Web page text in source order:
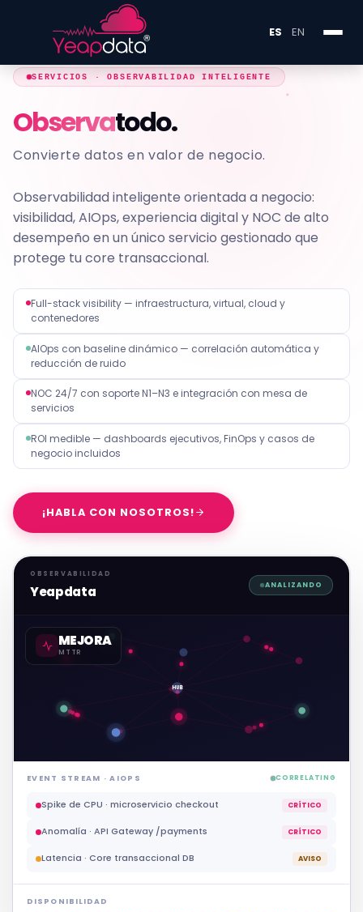
ES EN
SERVICIOS · OBSERVABILIDAD INTELIGENTE
Observatodo.
Convierte datos en valor de negocio.
Observabilidad inteligente orientada a negocio:
visibilidad, AIOps, experiencia digital y NOC de alto
desempeño en un único servicio gestionado que
protege tu core transaccional.
Full-stack visibility — infraestructura, virtual, cloud y
contenedores
AIOps con baseline dinámico — correlación automática y
reducción de ruido
NOC 24/7 con soporte N1–N3 e integración con mesa de
servicios
ROI medible — dashboards ejecutivos, FinOps y casos de
negocio incluidos
¡HABLA CON NOSOTROS!
OBSERVABILIDAD
Yeapdata ANALIZANDO
MEJORA
MTTR
EVENT STREAM · AIOPS CORRELATING
Timeout elevado · conexión BD primaria AVISO
Spike de CPU · microservicio checkout CRÍTICO
Anomalía · API Gateway /payments CRÍTICO
DISPONIBILIDAD